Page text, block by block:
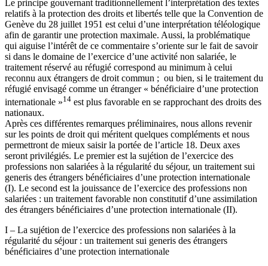
Le principe gouvernant traditionnellement l’interprétation des textes
relatifs à la protection des droits et libertés telle que la Convention de
Genève du 28 juillet 1951 est celui d’une interprétation téléologique
afin de garantir une protection maximale. Aussi, la problématique
qui aiguise l’intérêt de ce commentaire s’oriente sur le fait de savoir
si dans le domaine de l’exercice d’une activité non salariée, le
traitement réservé au réfugié correspond au minimum à celui
reconnu aux étrangers de droit commun ; ou bien, si le traitement du
réfugié envisagé comme un étranger « bénéficiaire d’une protection
internationale »14 est plus favorable en se rapprochant des droits des
nationaux.
Après ces différentes remarques préliminaires, nous allons revenir
sur les points de droit qui méritent quelques compléments et nous
permettront de mieux saisir la portée de l’article 18. Deux axes
seront privilégiés. Le premier est la sujétion de l’exercice des
professions non salariées à la régularité du séjour, un traitement sui
generis des étrangers bénéficiaires d’une protection internationale
(I). Le second est la jouissance de l’exercice des professions non
salariées : un traitement favorable non constitutif d’une assimilation
des étrangers bénéficiaires d’une protection internationale (II).
I – La sujétion de l’exercice des professions non salariées à la
régularité du séjour : un traitement sui generis des étrangers
bénéficiaires d’une protection internationale